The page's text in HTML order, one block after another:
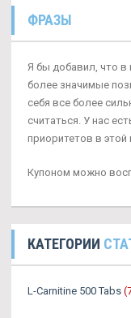
ФРАЗЫ
Я бы добавил, что в
более значимые
себя все более
считаться. У нас
приоритетов в этой
Купоном можно
КАТЕГОРИИ
L-Carnitine 500 Tabs